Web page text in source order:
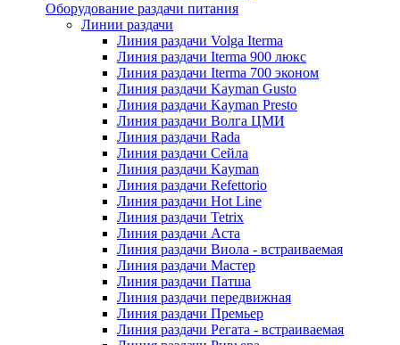
Оборудование раздачи питания
Линии раздачи
Линия раздачи Volga Iterma
Линия раздачи Iterma 900 люкс
Линия раздачи Iterma 700 эконом
Линия раздачи Kayman Gusto
Линия раздачи Kayman Presto
Линия раздачи Волга ЦМИ
Линия раздачи Rada
Линия раздачи Сейла
Линия раздачи Kayman
Линия раздачи Refettorio
Линия раздачи Hot Line
Линия раздачи Tetrix
Линия раздачи Аста
Линия раздачи Виола - встраиваемая
Линия раздачи Мастер
Линия раздачи Патша
Линия раздачи передвижная
Линия раздачи Премьер
Линия раздачи Регата - встраиваемая